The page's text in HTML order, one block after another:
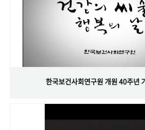
한국보건사회연구원 개원 40주년